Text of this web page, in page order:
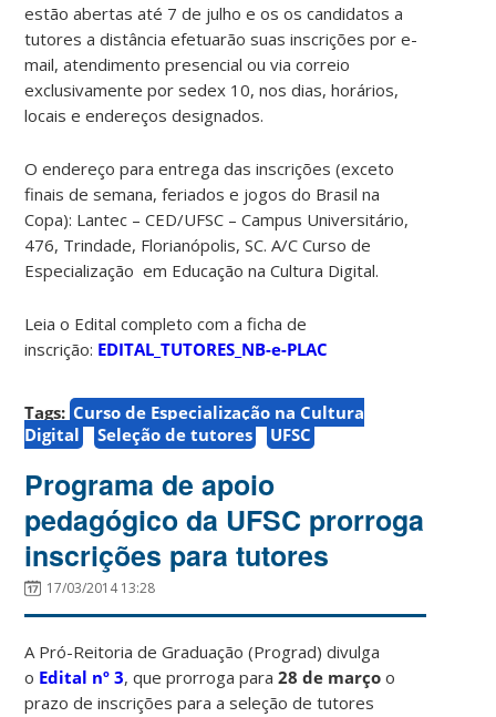
estão abertas até 7 de julho e os os candidatos a
tutores a distância efetuarão suas inscrições por e-
mail, atendimento presencial ou via correio
exclusivamente por sedex 10, nos dias, horários,
locais e endereços designados.
O endereço para entrega das inscrições (exceto
finais de semana, feriados e jogos do Brasil na
Copa): Lantec – CED/UFSC – Campus Universitário,
476, Trindade, Florianópolis, SC. A/C Curso de
Especialização em Educação na Cultura Digital.
Leia o Edital completo com a ficha de
inscrição: EDITAL_TUTORES_NB-e-PLAC
Tags: Curso de Especialização na Cultura
Digital
Seleção de tutores UFSC
Programa de apoio
pedagógico da UFSC prorroga
inscrições para tutores
17/03/2014 13:28
A Pró-Reitoria de Graduação (Prograd) divulga
o Edital nº 3, que prorroga para28 de marçoo
prazo de inscrições para a seleção de tutores